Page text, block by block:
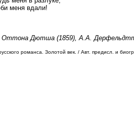
меня вдали!
Дютша (1859), А.А.
романса. Золотой век. / Авт. предисл. и